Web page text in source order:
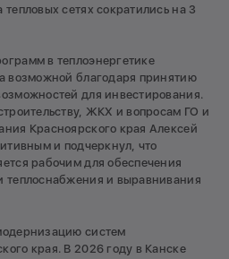
сетях сократились на 3
в теплоэнергетике
возможной благодаря принятию
для инвестирования.
ЖКХ и вопросам ГО и
Красноярского края Алексей
и подчеркнул, что
рабочим для обеспечения
теплоснабжения и выравнивания
систем
края. В 2026 году в Канске